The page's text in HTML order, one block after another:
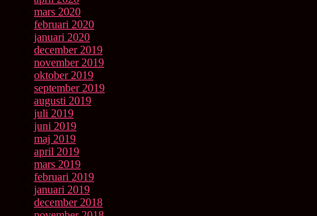
mars 2020
februari 2020
januari 2020
december 2019
november 2019
oktober 2019
september 2019
augusti 2019
juli 2019
juni 2019
maj 2019
april 2019
mars 2019
februari 2019
januari 2019
december 2018